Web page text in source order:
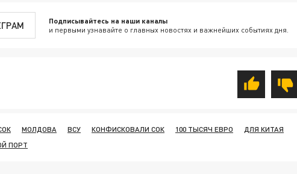
Подписывайтесь на наши каналы
и первыми узнавайте о главных новостях и важнейших событиях дня.
МОЛДОВА ВСУ КОНФИСКОВАЛИ СОК 100 ТЫСЯЧ ЕВРО
ДЛЯ КИТАЯ
ПОРТ